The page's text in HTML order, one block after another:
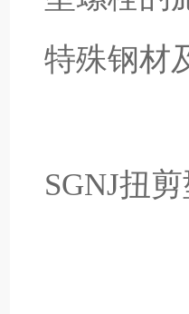
特殊钢材
SGNJ扭